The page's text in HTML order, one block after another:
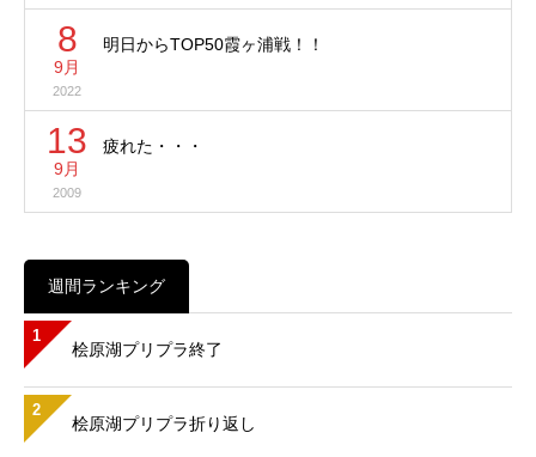
8
9月
2022
明日からTOP50霞ヶ浦戦！！
13
9月
2009
疲れた・・・
週間ランキング
1
桧原湖プリプラ終了
2
桧原湖プリプラ折り返し